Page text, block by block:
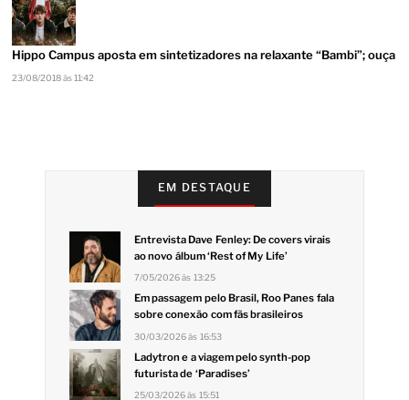
Hippo Campus aposta em sintetizadores na relaxante “Bambi”; ouça
23/08/2018 às 11:42
EM DESTAQUE
Entrevista Dave Fenley: De covers virais
ao novo álbum ‘Rest of My Life’
7/05/2026 às 13:25
Em passagem pelo Brasil, Roo Panes fala
sobre conexão com fãs brasileiros
30/03/2026 às 16:53
Ladytron e a viagem pelo synth-pop
futurista de ‘Paradises’
25/03/2026 às 15:51